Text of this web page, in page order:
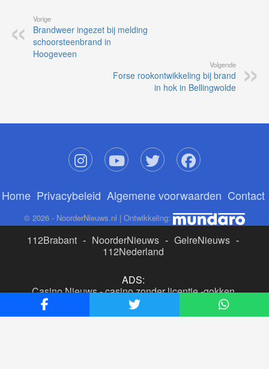
Vorige
Brandweer ingezet bij melding
schoorsteenbrand in
Hoogeveen
Volgende
Forse rookontwikkeling bij brand
in hok in Bellingwolde
Home Privacybeleid Algemene voorwaarden Contact
© 2026 - NoorderNieuws.nl | Ontwikkeling:
112Brabant - NoorderNieuws - GelreNieuws -
112Nederland
ADS:
Casino Nieuws-casino zonder licentie-gokken
buitenlandse site
beste online casino nederland